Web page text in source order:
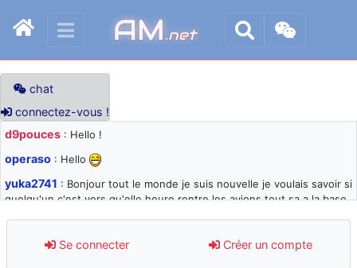
AM.net
chat
connectez-vous !
d9pouces : Hello !
operaso : Hello
yuka2741 : Bonjour tout le monde je suis nouvelle je voulais savoir si
quelqu'un c'est vers qu'elle heure rentre les avions tout sa a la base
d9pouces: désolé pour les quelques blocages du site ces derniers
jours : je teste des méthodes contre le spam et les bots trop nocifs
Se connecter Créer un compte